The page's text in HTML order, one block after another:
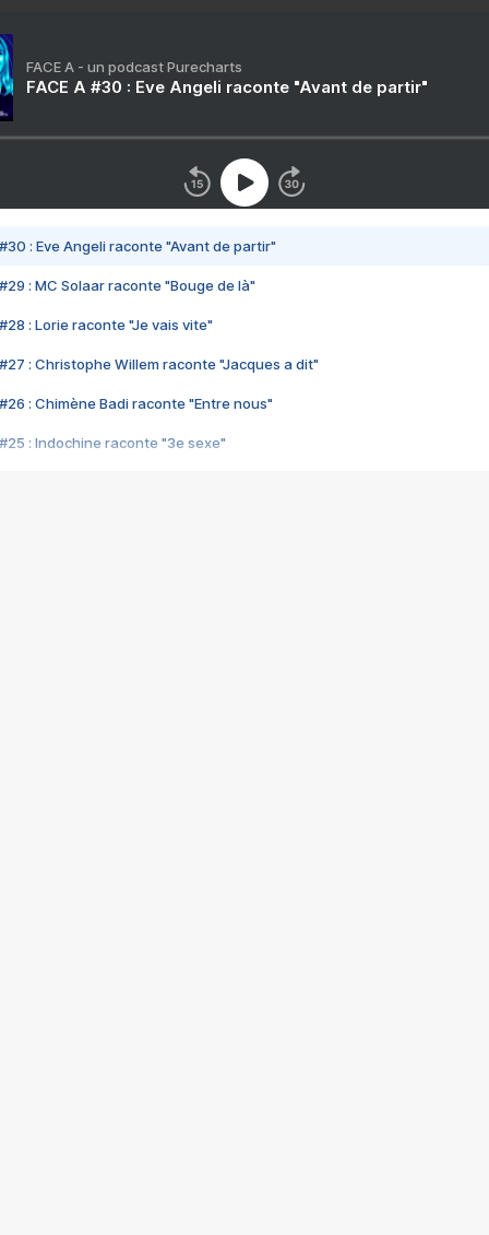
FACE A - un podcast Purecharts
FACE A #30 : Eve Angeli raconte "Avant de partir"
#30 : Eve Angeli raconte "Avant de partir"
#29 : MC Solaar raconte "Bouge de là"
#28 : Lorie raconte "Je vais vite"
#27 : Christophe Willem raconte "Jacques a dit"
#26 : Chimène Badi raconte "Entre nous"
#25 : Indochine raconte "3e sexe"